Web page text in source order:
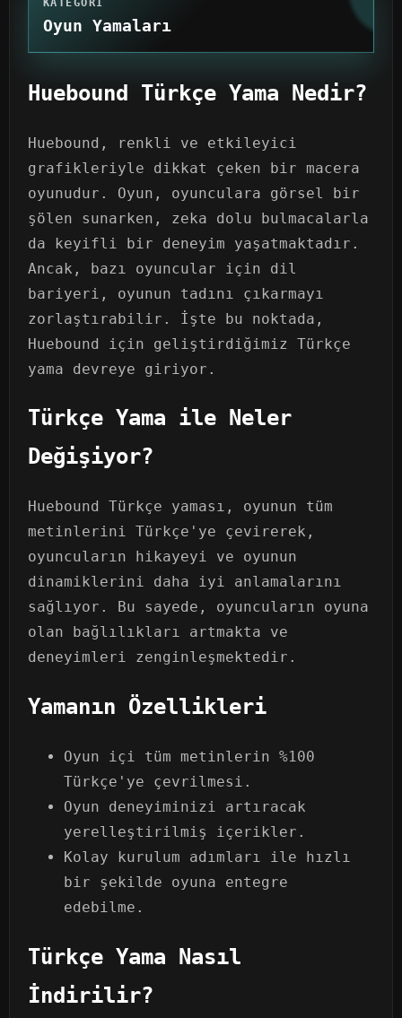
Oyun Yamaları
Huebound Türkçe Yama Nedir?
Huebound, renkli ve etkileyici
grafikleriyle dikkat çeken bir macera
oyunudur. Oyun, oyunculara görsel bir
şölen sunarken, zeka dolu bulmacalarla
da keyifli bir deneyim yaşatmaktadır.
Ancak, bazı oyuncular için dil
bariyeri, oyunun tadını çıkarmayı
zorlaştırabilir. İşte bu noktada,
Huebound için geliştirdiğimiz Türkçe
yama devreye giriyor.
Türkçe Yama ile Neler
Değişiyor?
Huebound Türkçe yaması, oyunun tüm
metinlerini Türkçe'ye çevirerek,
oyuncuların hikayeyi ve oyunun
dinamiklerini daha iyi anlamalarını
sağlıyor. Bu sayede, oyuncuların oyuna
olan bağlılıkları artmakta ve
deneyimleri zenginleşmektedir.
Yamanın Özellikleri
Oyun içi tüm metinlerin %100
Türkçe'ye çevrilmesi.
Oyun deneyiminizi artıracak
yerelleştirilmiş içerikler.
Kolay kurulum adımları ile hızlı
bir şekilde oyuna entegre
edebilme.
Türkçe Yama Nasıl
İndirilir?